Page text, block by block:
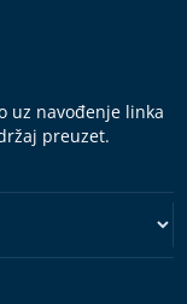
uz navođenje linka
preuzet.